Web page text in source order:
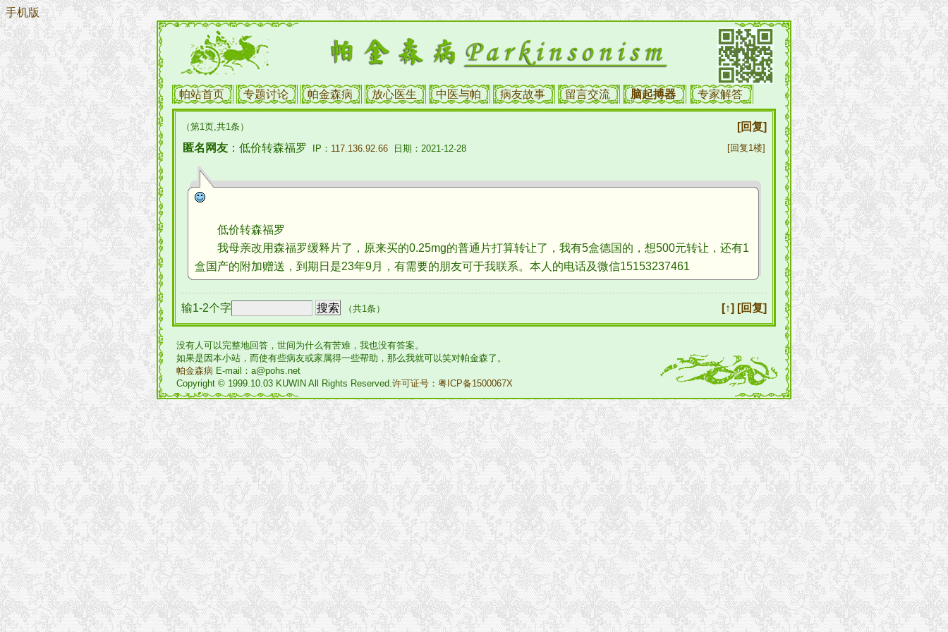
手机版
帕站首页 专题讨论 帕金森病 放心医生 中医与帕 病友故事 留言交流 脑起搏器 专家解答
（第1页,共1条）
[回复]
匿名网友 ：低价转森福罗 IP： 117.136.92.66 日期：2021-12-28 [回复1楼]
低价转森福罗
我母亲改用森福罗缓释片了，原来买的0.25mg的普通片打算转让了，我有5盒德国的，想500元转让，还有1
盒国产的附加赠送，到期日是23年9月，有需要的朋友可于我联系。本人的电话及微信15153237461
输1-2个字 （共1条） [↑] [回复]
没有人可以完整地回答，世间为什么有苦难，我也没有答案。
如果是因本小站，而使有些病友或家属得一些帮助，那么我就可以笑对帕金森了。
帕金森病 E-mail：a@pohs.net
Copyright © 1999.10.03 KUWIN All Rights Reserved.许可证号：粤ICP备1500067X